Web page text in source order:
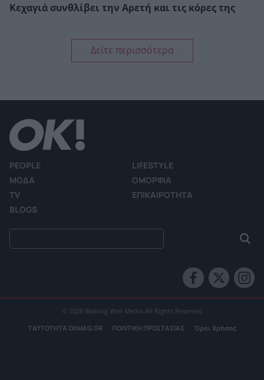
Κεχαγιά συνθλίβει την Αρετή και τις κόρες της
Δείτε περισσότερα
PEOPLE
LIFESTYLE
ΜΟΔΑ
ΟΜΟΡΦΙΑ
TV
ΕΠΙΚΑΙΡΟΤΗΤΑ
BLOGS
© 2026 Barking Well Media All Rights Reserved
ΤΑΥΤΟΤΗΤΑ OKMAG.GR ΠΟΛΙΤΙΚΗ ΠΡΟΣΤΑΣΙΑΣ Όροι Χρήσης